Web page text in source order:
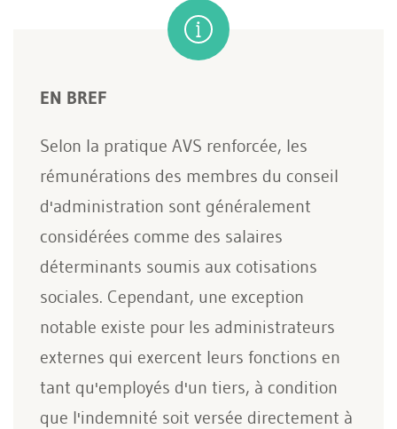
EN BREF
Selon la pratique AVS renforcée, les
rémunérations des membres du conseil
d'administration sont généralement
considérées comme des salaires
déterminants soumis aux cotisations
sociales. Cependant, une exception
notable existe pour les administrateurs
externes qui exercent leurs fonctions en
tant qu'employés d'un tiers, à condition
que l'indemnité soit versée directement à